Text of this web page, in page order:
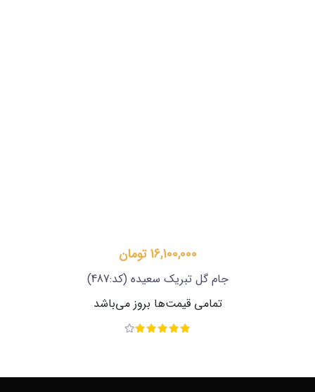
16,100,000 تومان
جام گل تبریک سعیده (کد:487)
تمامی قیمت‌ها بروز می‌باشد